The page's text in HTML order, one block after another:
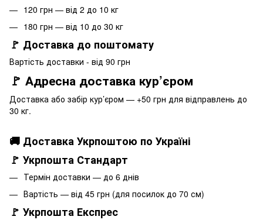
120 грн — від 2 до 10 кг
180 грн — від 10 до 30 кг
🚩 Доставка до поштомату
Вартість доставки - від 90 грн
🚩 Адресна доставка кур’єром
Доставка або забір кур’єром — +50 грн для відправлень до
30 кг.
🚚 Доставка Укрпоштою по Україні
🚩 Укрпошта Стандарт
Термін доставки — до 6 днів
Вартість — від 45 грн (для посилок до 70 см)
🚩 Укрпошта Експрес